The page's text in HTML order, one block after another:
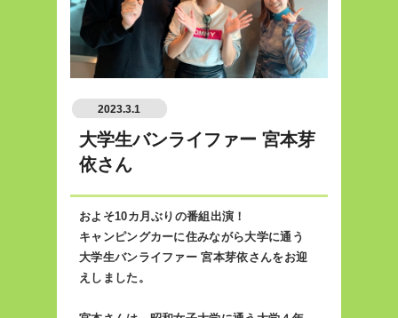
2023.3.1
大学生バンライファー 宮本芽
依さん
およそ10カ月ぶりの番組出演！
キャンピングカーに住みながら大学に通う
大学生バンライファー 宮本芽依さんをお迎
えしました。